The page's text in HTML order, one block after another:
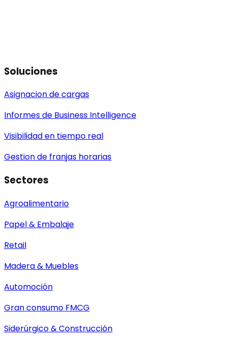
Soluciones
Asignacion de cargas
Informes de Business Intelligence
Visibilidad en tiempo real
Gestion de franjas horarias
Sectores
Agroalimentario
Papel & Embalaje
Retail
Madera & Muebles
Automoción
Gran consumo FMCG
Siderúrgico & Construcción